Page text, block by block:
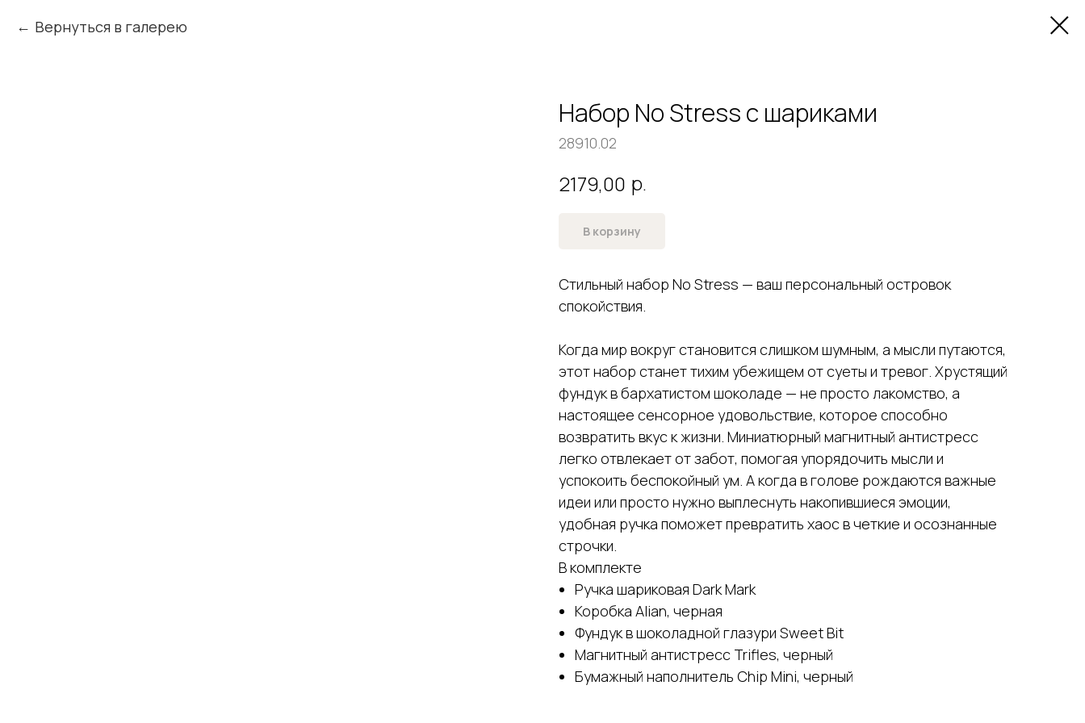
Вернуться в галерею
Набор No Stress с шариками
28910.02
2179,00 р.
В корзину
Стильный набор No Stress — ваш персональный островок
спокойствия.
Когда мир вокруг становится слишком шумным, а мысли путаются,
этот набор станет тихим убежищем от суеты и тревог. Хрустящий
фундук в бархатистом шоколаде — не просто лакомство, а
настоящее сенсорное удовольствие, которое способно
возвратить вкус к жизни. Миниатюрный магнитный антистресс
легко отвлекает от забот, помогая упорядочить мысли и
успокоить беспокойный ум. А когда в голове рождаются важные
идеи или просто нужно выплеснуть накопившиеся эмоции,
удобная ручка поможет превратить хаос в четкие и осознанные
строчки.
В комплекте
Ручка шариковая Dark Mark
Коробка Alian, черная
Фундук в шоколадной глазури Sweet Bit
Магнитный антистресс Trifles, черный
Бумажный наполнитель Chip Mini, черный